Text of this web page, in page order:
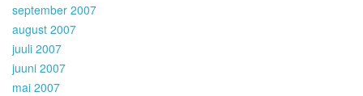
september 2007
august 2007
juuli 2007
juuni 2007
mai 2007